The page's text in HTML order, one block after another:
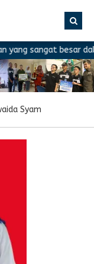
sangat besar
Syam